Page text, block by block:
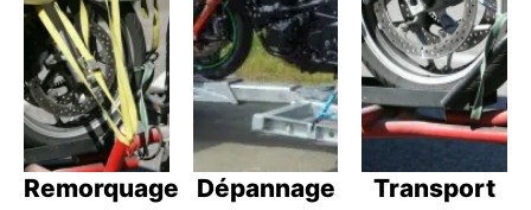
Remorquage
Dépannage
Transport